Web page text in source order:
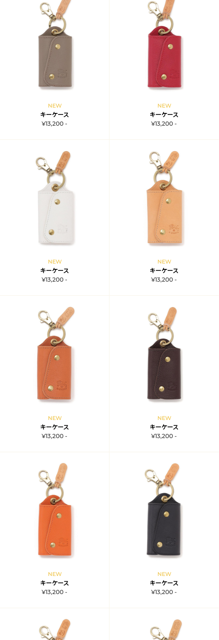
NEW
キーケース
¥13,200 -
NEW
キーケース
¥13,200 -
NEW
キーケース
¥13,200 -
NEW
キーケース
¥13,200 -
NEW
キーケース
¥13,200 -
NEW
キーケース
¥13,200 -
NEW
キーケース
¥13,200 -
NEW
キーケース
¥13,200 -